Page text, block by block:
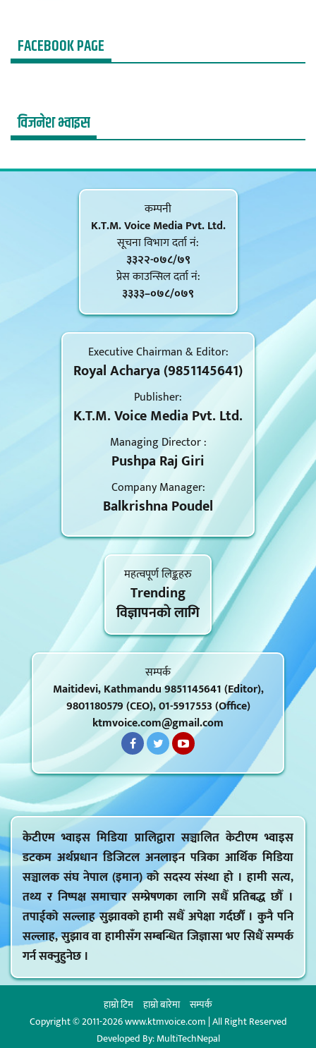
FACEBOOK PAGE
विजनेश भ्वाइस
कम्पनी
K.T.M. Voice Media Pvt. Ltd.
सूचना विभाग दर्ता नं‍:
३३२२-०७८/७९
प्रेस काउन्सिल दर्ता नं‍:
३३३३–०७८/०७९
Executive Chairman & Editor:
Royal Acharya (9851145641)
Publisher:
K.T.M. Voice Media Pvt. Ltd.
Managing Director :
Pushpa Raj Giri
Company Manager:
Balkrishna Poudel
महत्वपूर्ण लिङ्कहरु
Trending
विज्ञापनकाे लागि
सम्पर्क
Maitidevi, Kathmandu 9851145641 (Editor),
9801180579 (CEO), 01-5917553 (Office)
ktmvoice.com@gmail.com
केटीएम भ्वाइस मिडिया प्रालिद्वारा सञ्चालित केटीएम भ्वाइस
डटकम अर्थप्रधान डिजिटल अनलाइन पत्रिका आर्थिक मिडिया
सञ्चालक संघ नेपाल (इमान) को सदस्य संस्था हो । हामी सत्य,
तथ्य र निष्पक्ष समाचार सम्प्रेषणका लागि सधैँ प्रतिबद्ध छौँ ।
तपाईको सल्लाह सुझावको हामी सधैँ अपेक्षा गर्दर्छौं । कुनै पनि
सल्लाह, सुझाव वा हामीसँग सम्बन्धित जिज्ञासा भए सिधैं सम्पर्क
गर्न सक्नुहुनेछ ।
हाम्राे टिम हाम्राे बारेमा
सम्पर्क
Copyright © 2011-2026 www.ktmvoice.com | All Right Reserved
Developed By:MultiTechNepal